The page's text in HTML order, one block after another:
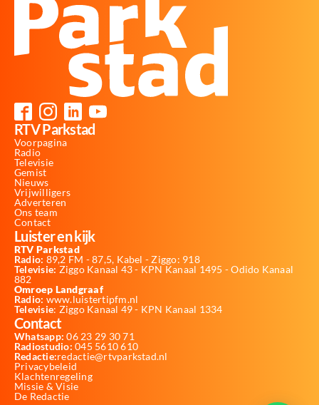
RTV Parkstad
Voorpagina
Radio
Televisie
Gemist
Nieuws
Vrijwilligers
Adverteren
Ons team
Contact
Luister en kijk
RTV Parkstad
Radio: 89,2 FM - 87,5, Kabel - Ziggo: 918
Televisie: Ziggo Kanaal 43 - KPN Kanaal 1495 - Odido Kanaal
882
Omroep Landgraaf
Radio: www.luistertipfm.nl
Televisie: Ziggo Kanaal 49 - KPN Kanaal 1334
Contact
Whatsapp: 06 23 29 30 71
Radiostudio: 045 5610 610
Redactie:redactie@rtvparkstad.nl
Privacybeleid
Klachtenregeling
Missie & Visie
De Redactie